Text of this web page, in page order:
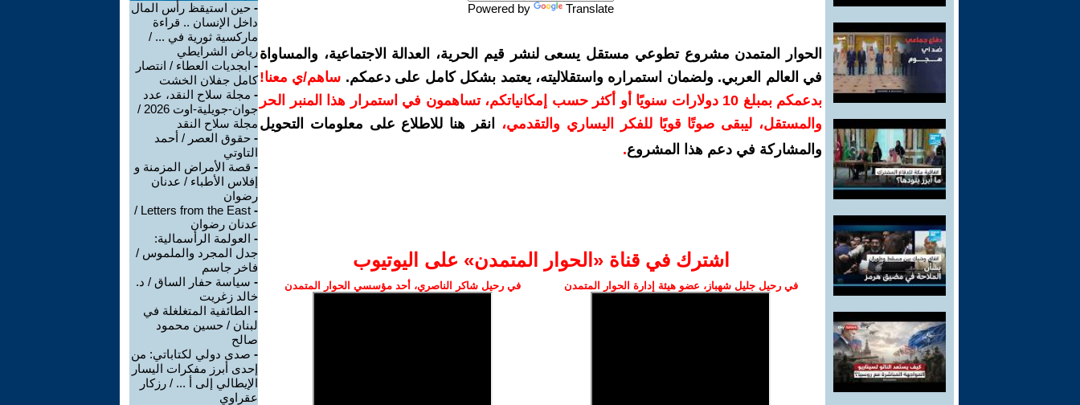
Powered by Translate
الحوار المتمدن مشروع تطوعي مستقل يسعى لنشر قيم الحرية، العدالة الاجتماعية، والمساواة
في العالم العربي. ولضمان استمراره واستقلاليته، يعتمد بشكل كامل على دعمكم. ساهم/ي معنا!
بدعمكم بمبلغ 10 دولارات سنويًا أو أكثر حسب إمكانياتكم، تساهمون في استمرار هذا المنبر الحر
والمستقل، ليبقى صوتًا قويًا للفكر اليساري والتقدمي،
انقر هنا للاطلاع على معلومات التحويل
والمشاركة في دعم هذا المشروع.
اشترك في قناة ‫«الحوار المتمدن» على اليوتيوب
في رحيل جليل شهباز، عضو هيئة إدارة الحوار المتمدن في رحيل شاكر الناصري، أحد مؤسسي الحوار المتمدن
- حين استيقظ رأس المال
داخل الإنسان .. قراءة
ماركسية ثورية في ... /
رياض الشرايطي
- ابجديات العطاء / انتصار
كامل جفلان الخشت
- مجلة سلاح النقد، عدد
جوان-جويلية-اوت 2026 /
مجلة سلاح النقد
- حقوق العصر / أحمد
التاوتي
- قصة الأمراض المزمنة و
إفلاس الأطباء / عدنان
رضوان
-
Letters from the East /
عدنان رضوان
- العولمة الرأسمالية:
جدل المجرد والملموس /
فاخر جاسم
- سياسة حفار الساق / د.
خالد زغريت
- الطائفية المتغلغلة في
لبنان / حسين محمود
صالح
- صدى دولي لكتاباتي: من
إحدى أبرز مفكرات اليسار
الإيطالي إلى أ ... / رزكار
عقراوي